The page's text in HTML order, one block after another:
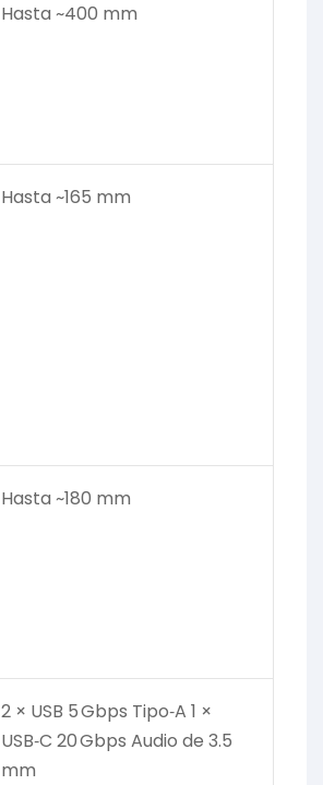
Hasta ~400 mm
Hasta ~165 mm
Hasta ~180 mm
2 × USB 5 Gbps Tipo‑A 1 ×
USB‑C 20 Gbps Audio de 3.5
mm